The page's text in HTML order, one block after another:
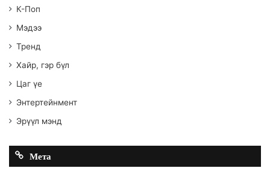
К-Поп
Мэдээ
Тренд
Хайр, гэр бүл
Цаг үе
Энтертейнмент
Эрүүл мэнд
Мета